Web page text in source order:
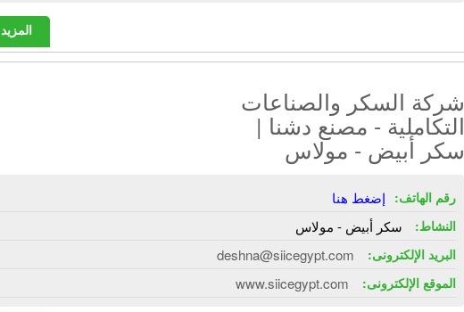
المزيد
شركة السكر والصناعات
التكاملية - مصنع دشنا |
سكر أبيض - مولاس
رقم الهاتف: إضغط هنا
النشاط: سكر أبيض - مولاس
البريد الإلكترونى: deshna@siicegypt.com
الموقع الإلكترونى: www.siicegypt.com